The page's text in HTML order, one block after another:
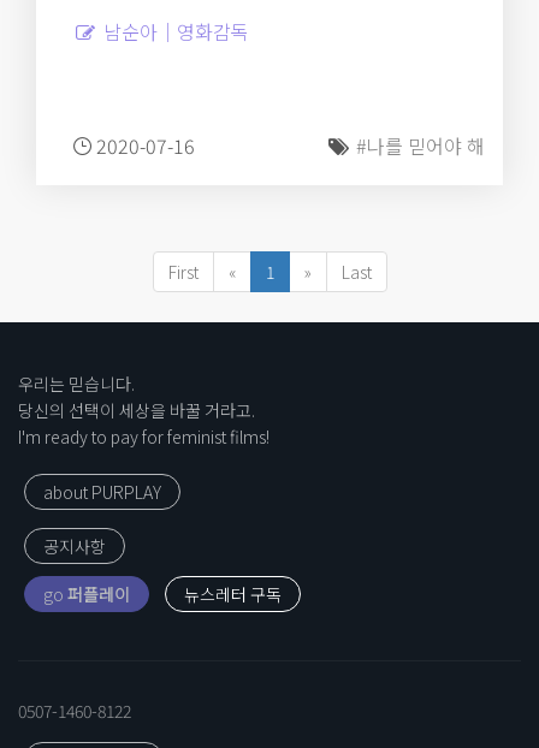
남순아｜영화감독
2020-07-16 #나를 믿어야 해
First « 1 » Last
우리는 믿습니다.
당신의 선택이 세상을 바꿀 거라고.
I'm ready to pay for feminist films!
about PURPLAY
공지사항
go 퍼플레이
0507-1460-8122